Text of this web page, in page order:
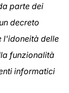
parte dei
decreto
l'idoneità delle
funzionalità
informatici